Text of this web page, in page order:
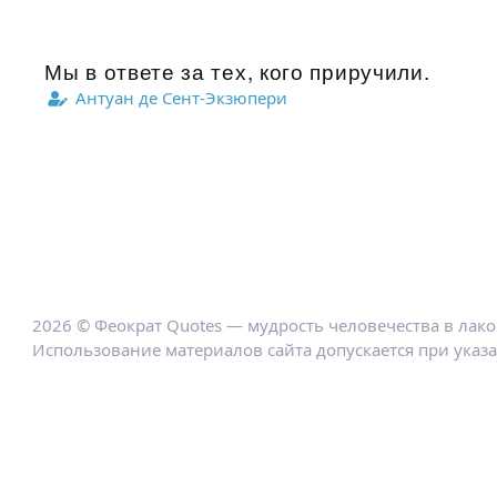
Мы в ответе за тех, кого приручили.
Антуан де Сент-Экзюпери
2026 © Феократ Quotes — мудрость человечества в
Использование материалов сайта допускается при